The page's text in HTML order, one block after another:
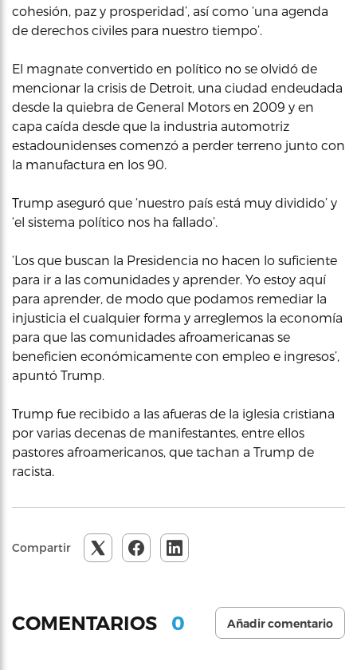
cohesión, paz y prosperidad’, así como ‘una agenda
de derechos civiles para nuestro tiempo’.
El magnate convertido en político no se olvidó de
mencionar la crisis de Detroit, una ciudad endeudada
desde la quiebra de General Motors en 2009 y en
capa caída desde que la industria automotriz
estadounidenses comenzó a perder terreno junto con
la manufactura en los 90.
Trump aseguró que ‘nuestro país está muy dividido’ y
‘el sistema político nos ha fallado’.
‘Los que buscan la Presidencia no hacen lo suficiente
para ir a las comunidades y aprender. Yo estoy aquí
para aprender, de modo que podamos remediar la
injusticia el cualquier forma y arreglemos la economía
para que las comunidades afroamericanas se
beneficien económicamente con empleo e ingresos’,
apuntó Trump.
Trump fue recibido a las afueras de la iglesia cristiana
por varias decenas de manifestantes, entre ellos
pastores afroamericanos, que tachan a Trump de
racista.
Compartir
COMENTARIOS 0 Añadir comentario